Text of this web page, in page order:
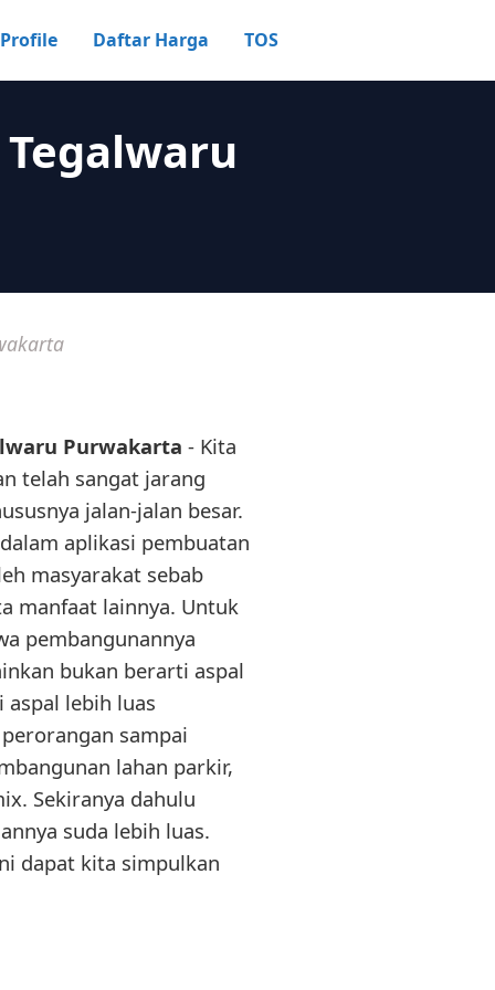
Profile Daftar Harga TOS
Purwakarta - Kita
telah sangat jarang
jalan-jalan besar.
aplikasi pembuatan
masyarakat sebab
manfaat lainnya. Untuk
pembangunannya
bukan berarti aspal
lebih luas
sampai
lahan parkir,
Sekiranya dahulu
suda lebih luas.
dapat kita simpulkan